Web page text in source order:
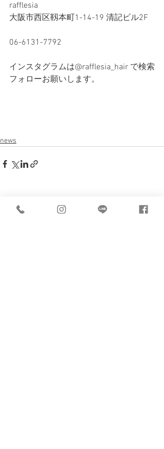
rafflesia
大阪市西区靱本町1-14-19 清記ビル2F
06-6131-7792
インスタグラムは@rafflesia_hair で検索
フォローお願いします。
news
最新記事